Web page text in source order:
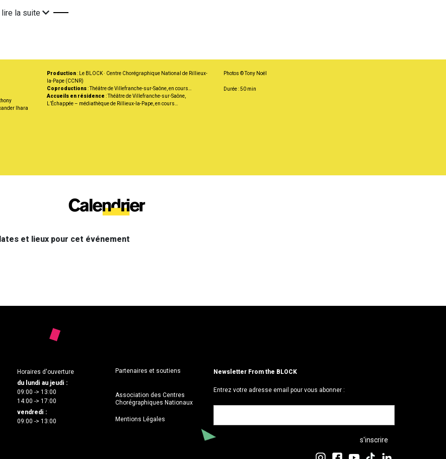
lire la suite
Ihara
Production: Le BLOCK · Centre Chorégraphique National de Rillieux-
la-Pape (CCNR)
Coproductions: Théâtre de Villefranche-sur-Saône, en cours…
Accueils en résidence : Théâtre de Villefranche-sur-Saône,
L’Échappée – médiathèque de Rillieux-la-Pape, en cours…
Photos © Tony Noël
Durée : 50 min
et lieux pour cet événement
Horaires d'ouverture
du lundi au jeudi :
09:00 -> 13:00
14:00 -> 17:00
vendredi :
09:00 -> 13:00
Partenaires et soutiens
Association des Centres
Chorégraphiques Nationaux
Mentions Légales
Newsletter From the BLOCK
Entrez votre adresse email pour vous abonner :